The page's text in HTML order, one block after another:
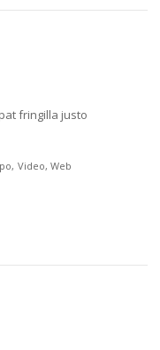
fringilla justo
Video Web